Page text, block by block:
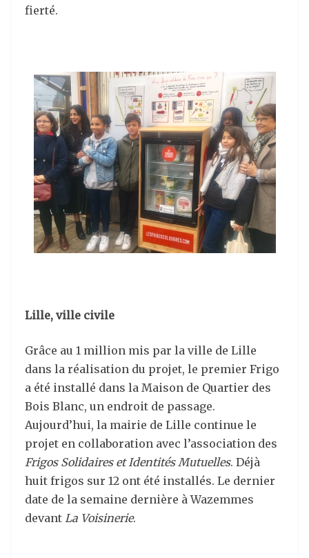
fierté.
Lille, ville civile
Grâce au 1 million mis par la ville de Lille
dans la réalisation du projet, le premier Frigo
a été installé dans la Maison de Quartier des
Bois Blanc, un endroit de passage.
Aujourd’hui, la mairie de Lille continue le
projet en collaboration avec l’association des
Frigos Solidaires et Identités Mutuelles. Déjà
huit frigos sur 12 ont été installés. Le dernier
date de la semaine dernière à Wazemmes
devant La Voisinerie.